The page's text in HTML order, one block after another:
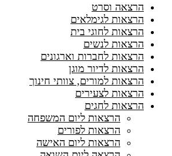
הרצאה וסרט
הרצאות לגימלאים
הרצאות לחוגי בית
הרצאות לנשים
הרצאות לחברות וארגונים
הרצאות לדיור מוגן
הרצאות למורים, צוותי חינוך
הרצאות לצעירים
הרצאות לחגים
הרצאות ליום המשפחה
הרצאות לפורים
הרצאות ליום האישה